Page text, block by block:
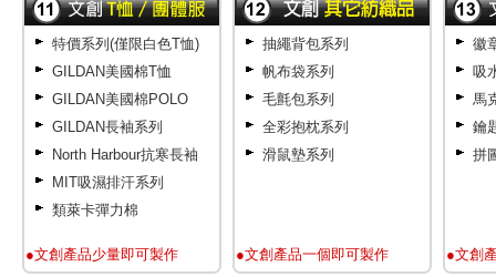
特價系列(僅限白色T恤)
GILDAN美國棉T恤
GILDAN美國棉POLO
GILDAN長袖系列
North Harbour抗寒長袖
MIT吸濕排汗系列
類萊卡彈力棉
抽繩背包系列
帆布袋系列
毛氈包系列
全彩抱枕系列
滑鼠墊系列
徽
吸
馬
鑰
拼
●文創產品少量即可製作 ●文創產品一個即可製作 ●文創